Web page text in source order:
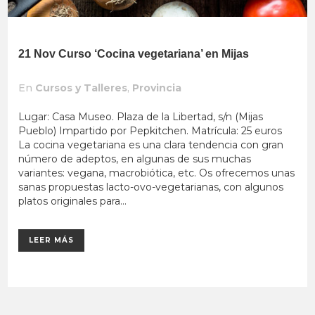
21 Nov Curso ‘Cocina vegetariana’ en Mijas
En Cursos y Talleres, Provincia
Lugar: Casa Museo. Plaza de la Libertad, s/n (Mijas
Pueblo) Impartido por Pepkitchen. Matrícula: 25 euros
La cocina vegetariana es una clara tendencia con gran
número de adeptos, en algunas de sus muchas
variantes: vegana, macrobiótica, etc. Os ofrecemos unas
sanas propuestas lacto-ovo-vegetarianas, con algunos
platos originales para...
LEER MÁS